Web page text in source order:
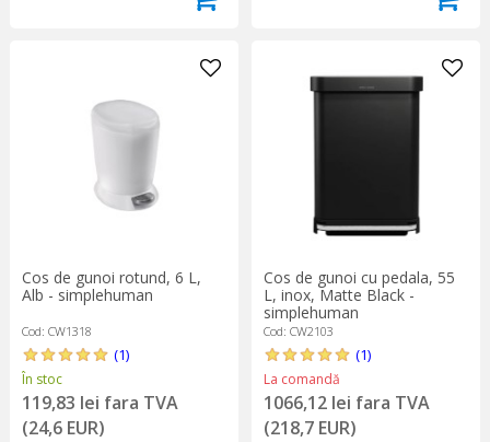
Cos de gunoi rotund, 6 L,
Alb - simplehuman
Cod: CW1318
(1)
În stoc
119,83 lei fara TVA
(24,6 EUR)
Cos de gunoi cu pedala, 55
L, inox, Matte Black -
simplehuman
Cod: CW2103
(1)
La comandă
1066,12 lei fara TVA
(218,7 EUR)